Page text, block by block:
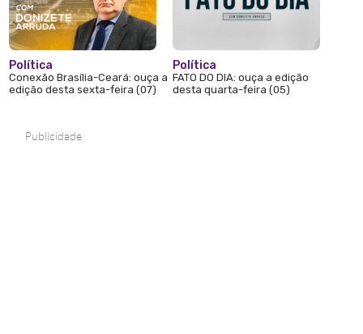
Política
Conexão Brasília-Ceará: ouça a
edição desta sexta-feira (07)
Política
FATO DO DIA: ouça a edição
desta quarta-feira (05)
Publicidade